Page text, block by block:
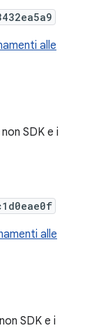
alle
SDK e i
alle
SDK e i